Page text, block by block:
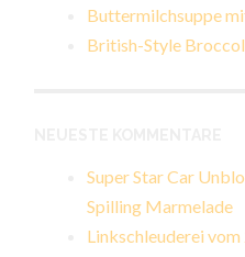
Buttermilchsuppe
British-Style
Super Star Car
Spilling Marmelade
Linkschleuderei vom